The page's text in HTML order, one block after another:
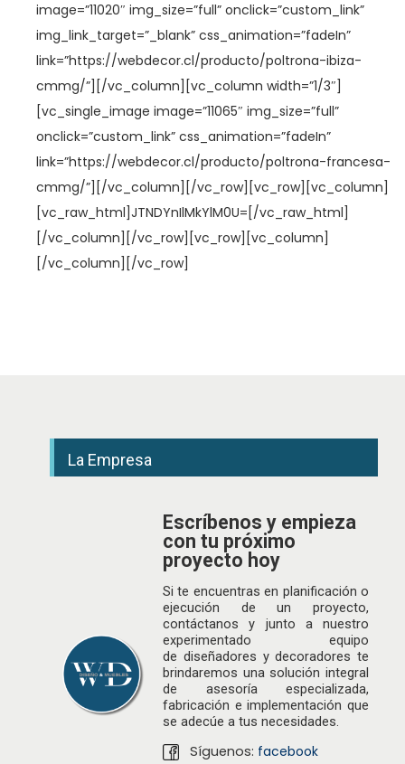
image=”11020″ img_size=”full” onclick=”custom_link”
img_link_target=”_blank” css_animation=”fadeIn”
link=”https://webdecor.cl/producto/poltrona-ibiza-
cmmg/”][/vc_column][vc_column width=”1/3″]
[vc_single_image image=”11065″ img_size=”full”
onclick=”custom_link” css_animation=”fadeIn”
link=”https://webdecor.cl/producto/poltrona-francesa-
cmmg/”][/vc_column][/vc_row][vc_row][vc_column]
[vc_raw_html]JTNDYnIlMkYlM0U=[/vc_raw_html]
[/vc_column][/vc_row][vc_row][vc_column]
[/vc_column][/vc_row]
La Empresa
Escríbenos y empieza
con tu próximo
proyecto hoy
Si te encuentras en planificación o
ejecución de un proyecto,
contáctanos y junto a nuestro
experimentado equipo
de diseñadores y decoradores te
brindaremos una solución integral
de asesoría especializada,
fabricación e implementación que
se adecúe a tus necesidades.
Síguenos: facebook